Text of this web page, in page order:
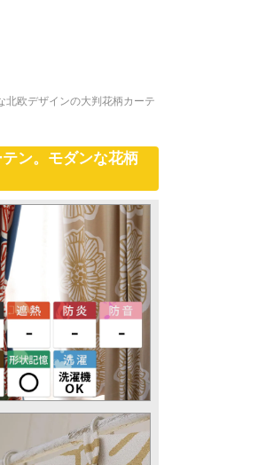
北欧デザインの大判花柄カーテ
ン。モダンな花柄